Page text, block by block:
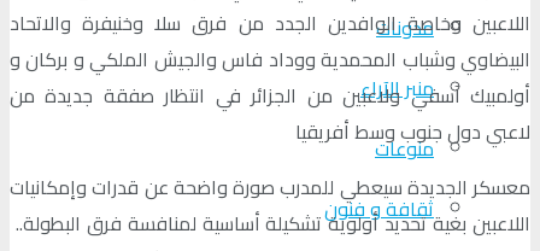
مدونات
منبر الآراء
منوعات
ثقافة و فنون
اللاعبين وخاصة الوافدين الجدد من فرق سلا وخنيفرة والاتحاد
البيضاوي وشباب المحمدية ووداد فاس والجيش الملكي و بركان و
أولمبيك آسفي ولاعبين من الجزائر في انتظار صفقة جديدة من
لاعبي دول جنوب وسط أفريقيا
معسكر الجديدة سيعطي للمدرب صورة واضحة عن قدرات وإمكانيات
اللاعبين بغية تحديد أولوية تشكيلة أساسية لمنافسة فرق البطولة..